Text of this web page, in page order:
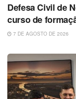
Defesa Civil de
curso de
7 DE AGOSTO DE 2026